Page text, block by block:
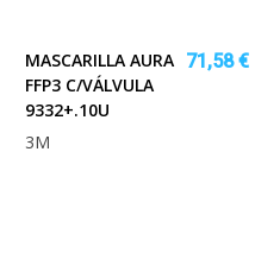
MASCARILLA AURA
FFP3 C/VÁLVULA
9332+.10U
71,58 €
3M